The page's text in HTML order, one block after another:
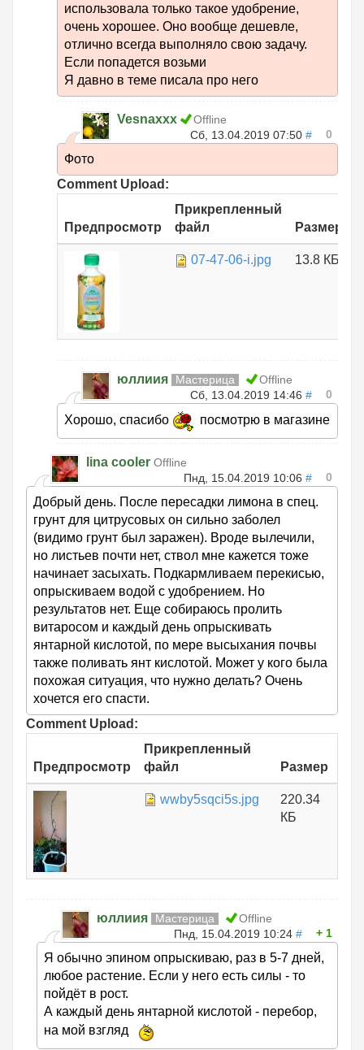
использовала только такое удобрение,
очень хорошее. Оно вообще дешевле,
отлично всегда выполняло свою задачу.
Если попадется возьми
Я давно в теме писала про него
Vesnaxxx
Offline
Сб, 13.04.2019 07:50 # 0
Фото
Comment Upload:
Предпросмотр
Прикрепленный
файл
Размер
07-47-06-i.jpg 13.8 КБ
юллиия Мастерица
Offline
Сб, 13.04.2019 14:46 # 0
Хорошо, спасибо посмотрю в магазине
lina cooler Offline
Пнд, 15.04.2019 10:06 # 0
Добрый день. После пересадки лимона в спец.
грунт для цитрусовых он сильно заболел
(видимо грунт был заражен). Вроде вылечили,
но листьев почти нет, ствол мне кажется тоже
начинает засыхать. Подкармливаем перекисью,
опрыскиваем водой с удобрением. Но
результатов нет. Еще собираюсь пролить
витаросом и каждый день опрыскивать
янтарной кислотой, по мере высыхания почвы
также поливать янт кислотой. Может у кого была
похожая ситуация, что нужно делать? Очень
хочется его спасти.
Comment Upload:
Предпросмотр
Прикрепленный
файл
Размер
wwby5sqci5s.jpg
220.34
КБ
юллиия Мастерица
Offline
Пнд, 15.04.2019 10:24 # 1
Я обычно эпином опрыскиваю, раз в 5-7 дней,
любое растение. Если у него есть силы - то
пойдёт в рост.
А каждый день янтарной кислотой - перебор,
на мой взгляд